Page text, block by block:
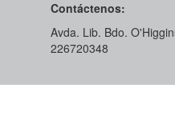
Contáctenos:
Avda. Lib. Bdo.
226720348